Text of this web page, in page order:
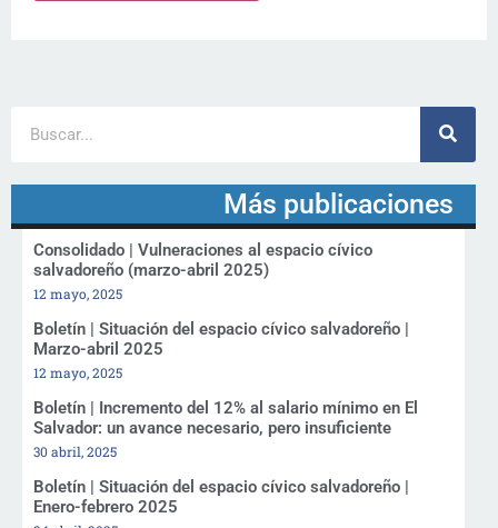
Más publicaciones
Consolidado | Vulneraciones al espacio cívico
salvadoreño (marzo-abril 2025)
12 mayo, 2025
Boletín | Situación del espacio cívico salvadoreño |
Marzo-abril 2025
12 mayo, 2025
Boletín | Incremento del 12% al salario mínimo en El
Salvador: un avance necesario, pero insuficiente
30 abril, 2025
Boletín | Situación del espacio cívico salvadoreño |
Enero-febrero 2025